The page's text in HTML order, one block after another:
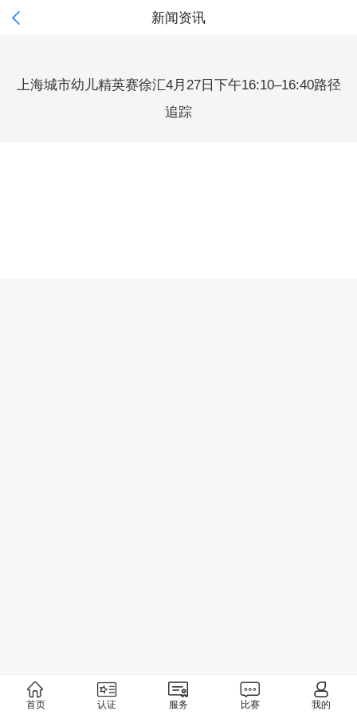
 新闻资讯
上海城市幼儿精英赛徐汇4月27日下午16:10–16:40路径
追踪
首页 认证 服务 比赛 我的